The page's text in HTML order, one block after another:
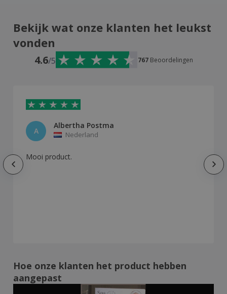
Bekijk wat onze klanten het leukst
vonden
4.6/5 767 Beoordelingen
A
Albertha Postma
Nederland
Mooi product.
Hoe onze klanten het product hebben
aangepast